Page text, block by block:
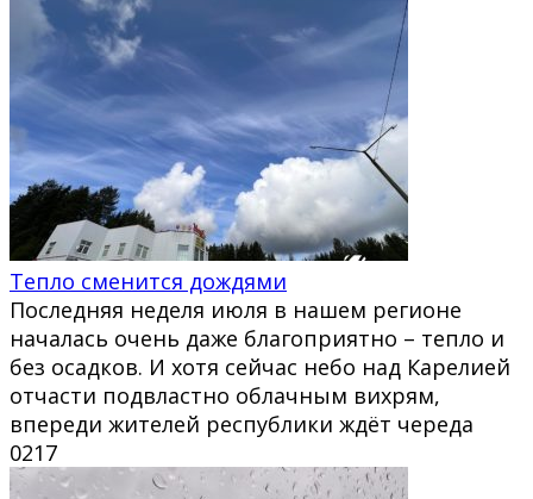
Тепло сменится дождями
Последняя неделя июля в нашем регионе
началась очень даже благоприятно – тепло и
без осадков. И хотя сейчас небо над Карелией
отчасти подвластно облачным вихрям,
впереди жителей республики ждёт череда
0217